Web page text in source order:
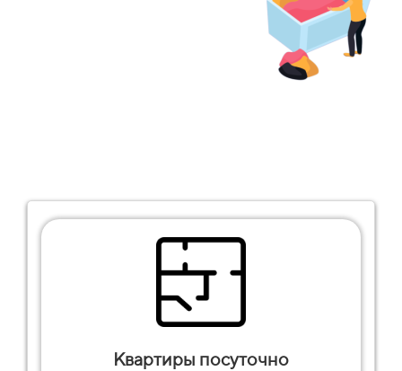
Квартиры посуточно